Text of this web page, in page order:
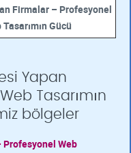
Firmalar – Profesyonel
Tasarımın Gücü
Yapan
Tasarımın
bölgeler
Web